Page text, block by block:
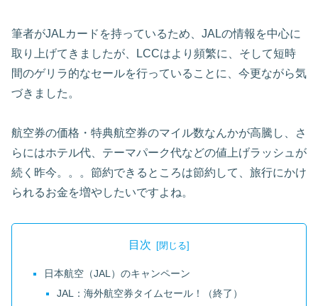
筆者がJALカードを持っているため、JALの情報を中心に
取り上げてきましたが、LCCはより頻繁に、そして短時
間のゲリラ的なセールを行っていることに、今更ながら気
づきました。
航空券の価格・特典航空券のマイル数なんかが高騰し、さ
らにはホテル代、テーマパーク代などの値上げラッシュが
続く昨今。。。節約できるところは節約して、旅行にかけ
られるお金を増やしたいですよね。
目次
日本航空（JAL）のキャンペーン
JAL：海外航空券タイムセール！（終了）